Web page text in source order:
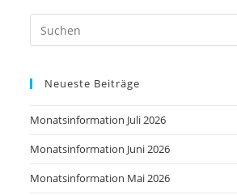
Neueste Beiträge
Monatsinformation Juli 2026
Monatsinformation Juni 2026
Monatsinformation Mai 2026